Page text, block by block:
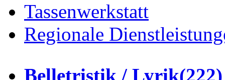
Tassenwerkstatt
Regionale
Belletristik / Lyrik(222)